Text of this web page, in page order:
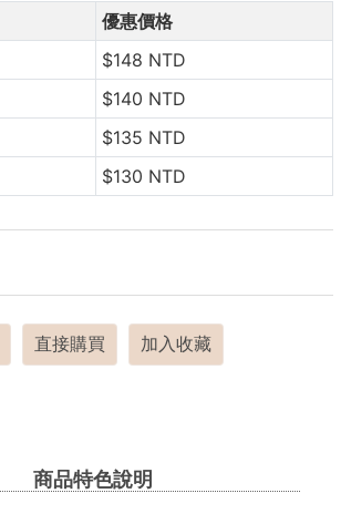
優惠價格
$148 NTD
$140 NTD
$135 NTD
$130 NTD
直接購買 加入收藏
商品特色說明